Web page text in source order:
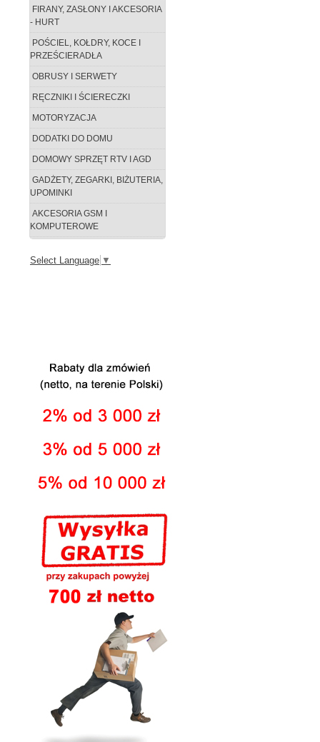
FIRANY, ZASŁONY I AKCESORIA
- HURT
POŚCIEL, KOŁDRY, KOCE I
PRZEŚCIERADŁA
OBRUSY I SERWETY
RĘCZNIKI I ŚCIERECZKI
MOTORYZACJA
DODATKI DO DOMU
DOMOWY SPRZĘT RTV I AGD
GADŻETY, ZEGARKI, BIŻUTERIA,
UPOMINKI
AKCESORIA GSM I
KOMPUTEROWE
Select Language ▼